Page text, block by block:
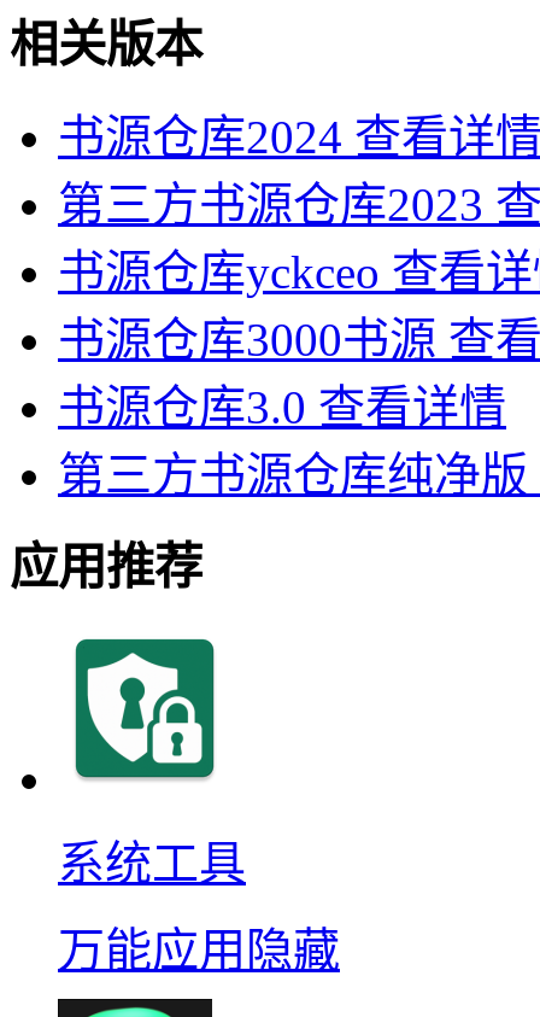
相关版本
书源仓库2024 查看详
第三方书源仓库2023
书源仓库yckceo 查看
书源仓库3000书源 查
书源仓库3.0 查看详情
第三方书源仓库纯净版
应用推荐
系统工具
万能应用隐藏